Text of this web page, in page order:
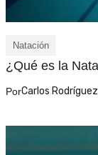
Natación
¿Qué es la
PorCarlos